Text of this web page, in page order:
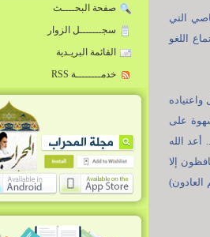
التي
اللغو
واعتياده
على
الله
حافظون إلا
العادون)
صفحة البحــــث
سجـــــــل الزوار
القائمة البريـدية
خدمــــــــة RSS